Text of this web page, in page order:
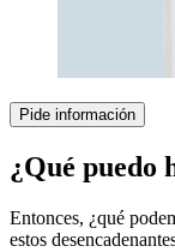
Pide información
¿Qué puedo
Entonces, ¿qué
estos